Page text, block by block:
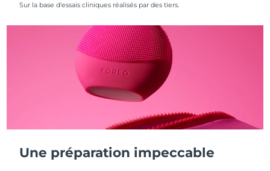
Sur la base d'essais cliniques réalisés par des tiers.
Une préparation impeccable
Livraison estimée
Émirats arabes unis Livraison estimée
États-Unis Livraison estimée8/10/26
Ouzbékistan Livraison estimée